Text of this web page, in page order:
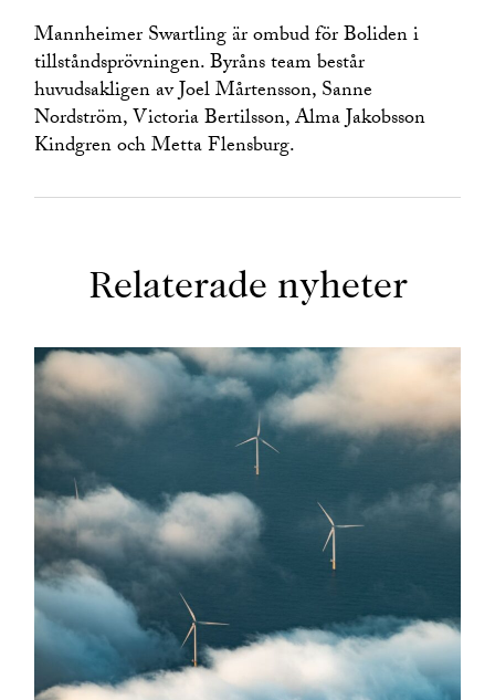
Mannheimer Swartling är ombud för Boliden i
tillståndsprövningen. Byråns team består
huvudsakligen av Joel Mårtensson, Sanne
Nordström, Victoria Bertilsson, Alma Jakobsson
Kindgren och Metta Flensburg.
Relaterade nyheter